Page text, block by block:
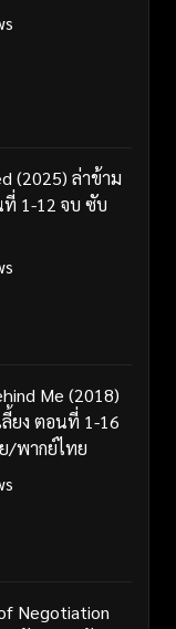
(2025) ล่าข้าม
ที่ 1-12 จบ ซับ
Me (2018)
ยง ตอนที่ 1-16
/พากย์ไทย
Negotiation